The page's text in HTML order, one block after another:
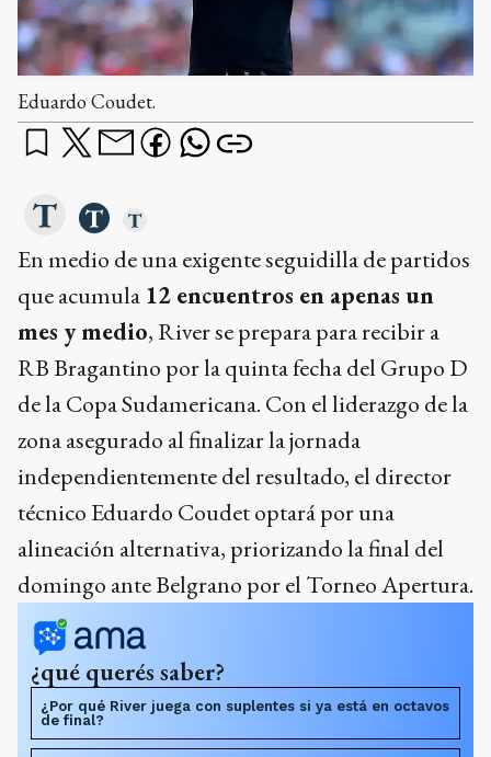
Eduardo Coudet.
En medio de una exigente seguidilla de partidos
que acumula 12 encuentros en apenas un
mes y medio, River se prepara para recibir a
RB Bragantino por la quinta fecha del Grupo D
de la Copa Sudamericana. Con el liderazgo de la
zona asegurado al finalizar la jornada
independientemente del resultado, el director
técnico Eduardo Coudet optará por una
alineación alternativa, priorizando la final del
domingo ante Belgrano por el Torneo Apertura.
¿qué querés saber?
¿Por qué River juega con suplentes si ya está en octavos
de final?